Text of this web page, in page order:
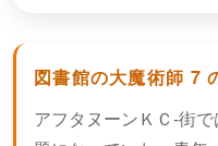
図書館の大魔術師 7
アフタヌーンＫＣ-街